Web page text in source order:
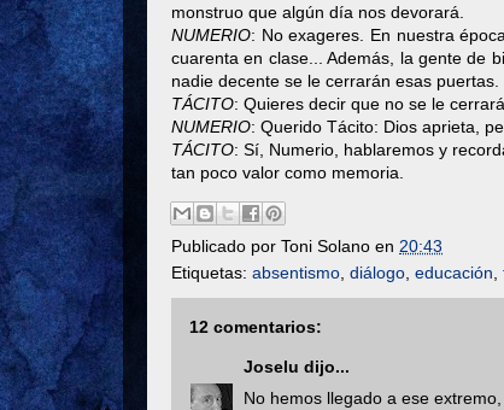
monstruo que algún día nos devorará.
NUMERIO: No exageres. En nuestra
cuarenta en clase... Además, la gente de
nadie decente se le cerrarán esas puertas.
TÁCITO: Quieres decir que no se le
NUMERIO: Querido Tácito: Dios aprieta,
TÁCITO: Sí, Numerio, hablaremos y
tan poco valor como memoria.
Publicado por Toni Solano en 20:43
Etiquetas: absentismo diálogo educación
12 comentarios:
Joselu dijo...
No hemos llegado a ese